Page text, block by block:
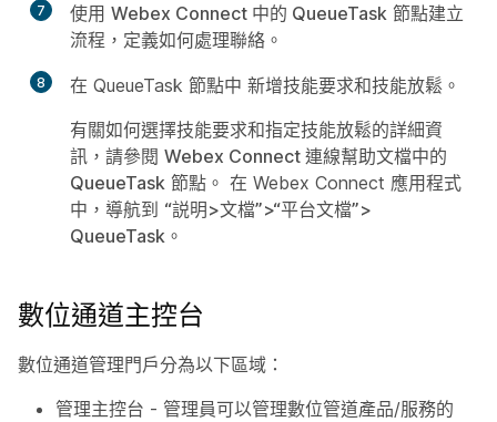
7 使用 Webex Connect 中的 QueueTask 節點建立
流程，定義如何處理聯絡。
8 在 QueueTask 節點中 新增技能要求和技能放鬆。
有關如何選擇技能要求和指定技能放鬆的詳細資
訊，請參閱 Webex Connect 連線幫助文檔中的
QueueTask 節點。 在 Webex Connect 應用程式
中，導航到 “説明>文檔”>“平台文檔”>
QueueTask 。
數位通道主控台
數位通道管理門戶分為以下區域：
管理主控台 - 管理員可以管理數位管道產品/服務的